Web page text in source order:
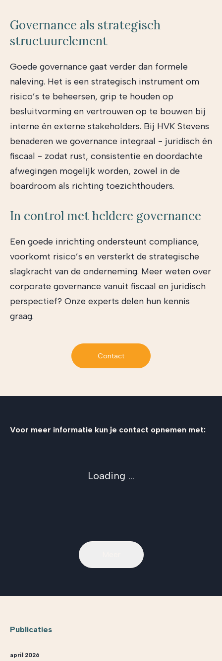
Governance als strategisch
structuurelement
Goede governance gaat verder dan formele
naleving. Het is een strategisch instrument om
risico’s te beheersen, grip te houden op
besluitvorming en vertrouwen op te bouwen bij
interne én externe stakeholders. Bij HVK Stevens
benaderen we governance integraal - juridisch én
fiscaal - zodat rust, consistentie en doordachte
afwegingen mogelijk worden, zowel in de
boardroom als richting toezichthouders.
In control met heldere governance
Een goede inrichting ondersteunt compliance,
voorkomt risico’s en versterkt de strategische
slagkracht van de onderneming. Meer weten over
corporate governance vanuit fiscaal en juridisch
perspectief? Onze experts delen hun kennis
graag.
Contact
Voor meer informatie kun je contact opnemen met:
Loading ...
Publicaties
april 2026